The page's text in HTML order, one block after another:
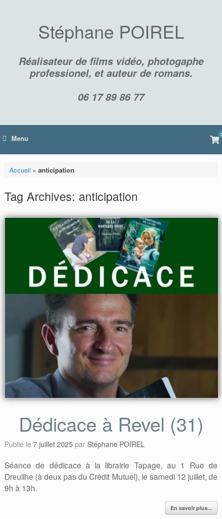
Stéphane POIREL
Réalisateur de films vidéo, photogaphe
professionel, et auteur de romans.
06 17 89 86 77
Menu 0
Accueil » anticipation
Tag Archives: anticipation
Dédicace à Revel (31)
Publié le 7 juillet 2025 par Stéphane POIREL
Séance de dédicace à la librairie Tapage, au 1 Rue de
Dreuilhe (à deux pas du Crédit Mutuel), le samedi 12 juillet, de
9h à 13h.
En savoir plus...